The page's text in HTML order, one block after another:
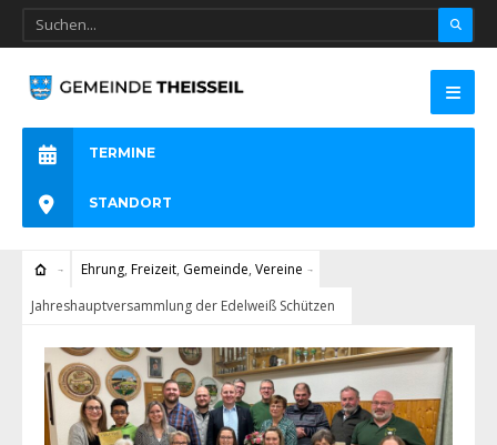
TERMINE
STANDORT
Ehrung, Freizeit, Gemeinde, Vereine
Jahreshauptversammlung der Edelweiß Schützen